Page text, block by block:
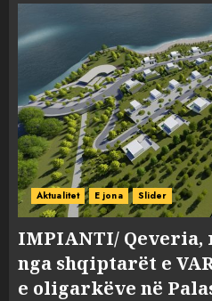
Aktualitet E jona Slider
IMPIANTI/ Qeveria,
nga shqiptarët e
e oligarkëve në